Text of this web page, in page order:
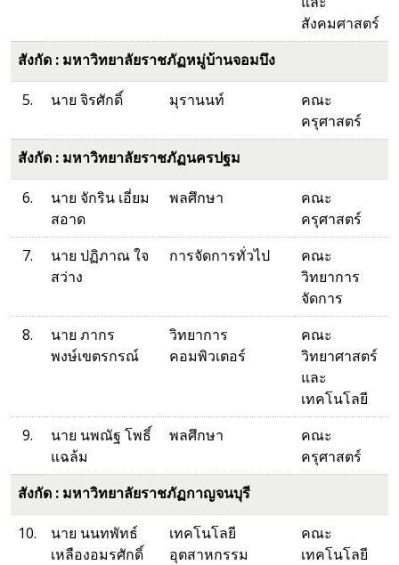
สังคมศาสตร์
สังกัด : มหาวิทยาลัยราชภัฏหมู่บ้านจอมบึง
5. นาย จิรศักดิ์ มุรานนท์
คณะ
ครุศาสตร์
สังกัด : มหาวิทยาลัยราชภัฏนครปฐม
6.
นาย จักริน เอี่ยม
สอาด
พลศึกษา
คณะ
ครุศาสตร์
7.
นาย ปฏิภาณ ใจ
สว่าง
การจัดการทั่วไป
คณะ
วิทยาการ
จัดการ
8.
นาย ภากร
พงษ์เขตรกรณ์
วิทยาการ
คอมพิวเตอร์
คณะ
วิทยาศาสตร์
และ
เทคโนโลยี
9.
นาย นพณัฐ โพธิ์
แฉล้ม
พลศึกษา
คณะ
ครุศาสตร์
สังกัด : มหาวิทยาลัยราชภัฏกาญจนบุรี
10.
นาย นนทพัทธ์
เหลืองอมรศักดิ์
เทคโนโลยี
อุตสาหกรรม
คณะ
เทคโนโลยี